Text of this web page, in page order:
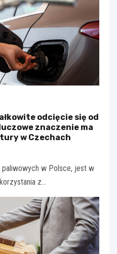
odcięcie się od
znaczenie ma
w Czechach
paliwowych w Polsce, jest w
z…